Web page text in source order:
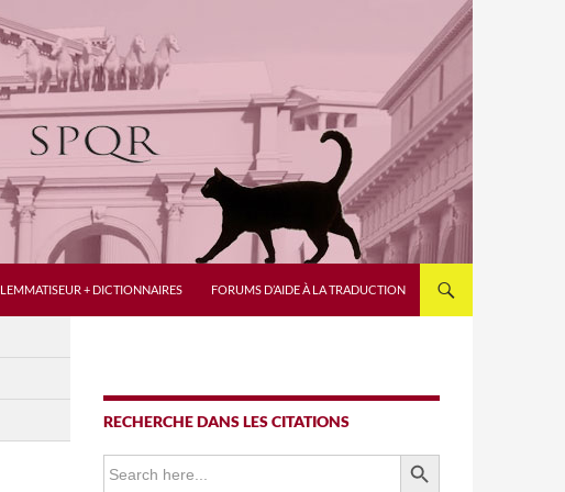
LEMMATISEUR + DICTIONNAIRES FORUMS D’AIDE À LA TRADUCTION
RECHERCHE DANS LES CITATIONS
Search
for:
SEARCH BUTTON